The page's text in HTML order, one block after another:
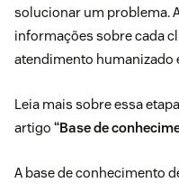
solucionar um problema.
informações sobre cada
atendimento humanizado
Leia mais sobre essa
artigo “Base de
A base de conhecimento